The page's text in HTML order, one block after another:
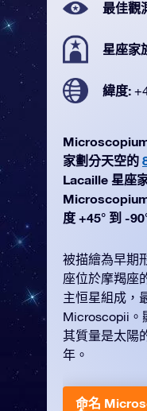
最佳觀
星座家
緯度:
家劃分天空的
Lacaille 星座
度 +45° 到 -
被描繪為早期
座位於摩羯座
主恒星組成，
Microscopii。
其質量是太陽
年。
命名